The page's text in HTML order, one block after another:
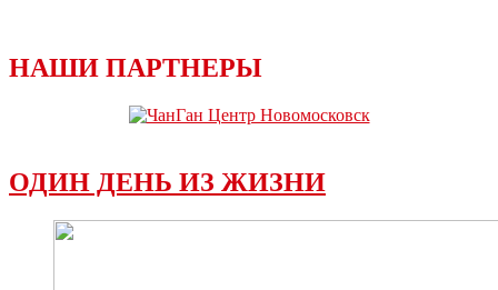
НАШИ ПАРТНЕРЫ
ОДИН ДЕНЬ ИЗ ЖИЗНИ